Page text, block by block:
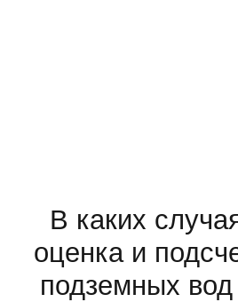
В каких
оценка и
подземных